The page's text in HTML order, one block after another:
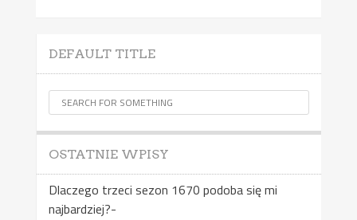
DEFAULT TITLE
OSTATNIE WPISY
Dlaczego trzeci sezon 1670 podoba się mi
najbardziej?-